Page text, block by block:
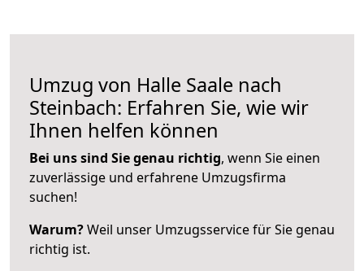
Umzug von Halle Saale nach
Steinbach: Erfahren Sie, wie wir
Ihnen helfen können
Bei uns sind Sie genau richtig, wenn Sie einen
zuverlässige und erfahrene Umzugsfirma
suchen!
Warum?Weil unser Umzugsservice für Sie genau
richtig ist.